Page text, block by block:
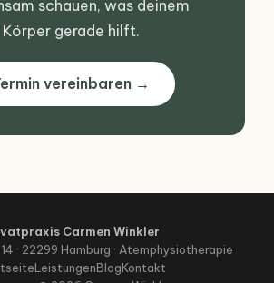
schauen, was deinem
Körper gerade hilft.
vereinbaren →
Carmen Winkler
· 22299 Hamburg · Atemphysiotherapie
LeistungenBlogKontakt